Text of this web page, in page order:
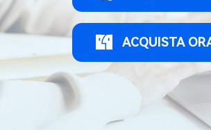
ACQUISTA